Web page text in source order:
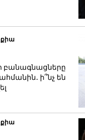
բանագնացները
ի՞նչ են